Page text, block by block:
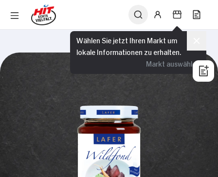
Wählen Sie jetzt Ihren Markt um
lokale Informationen zu erhalten.
Markt auswählen